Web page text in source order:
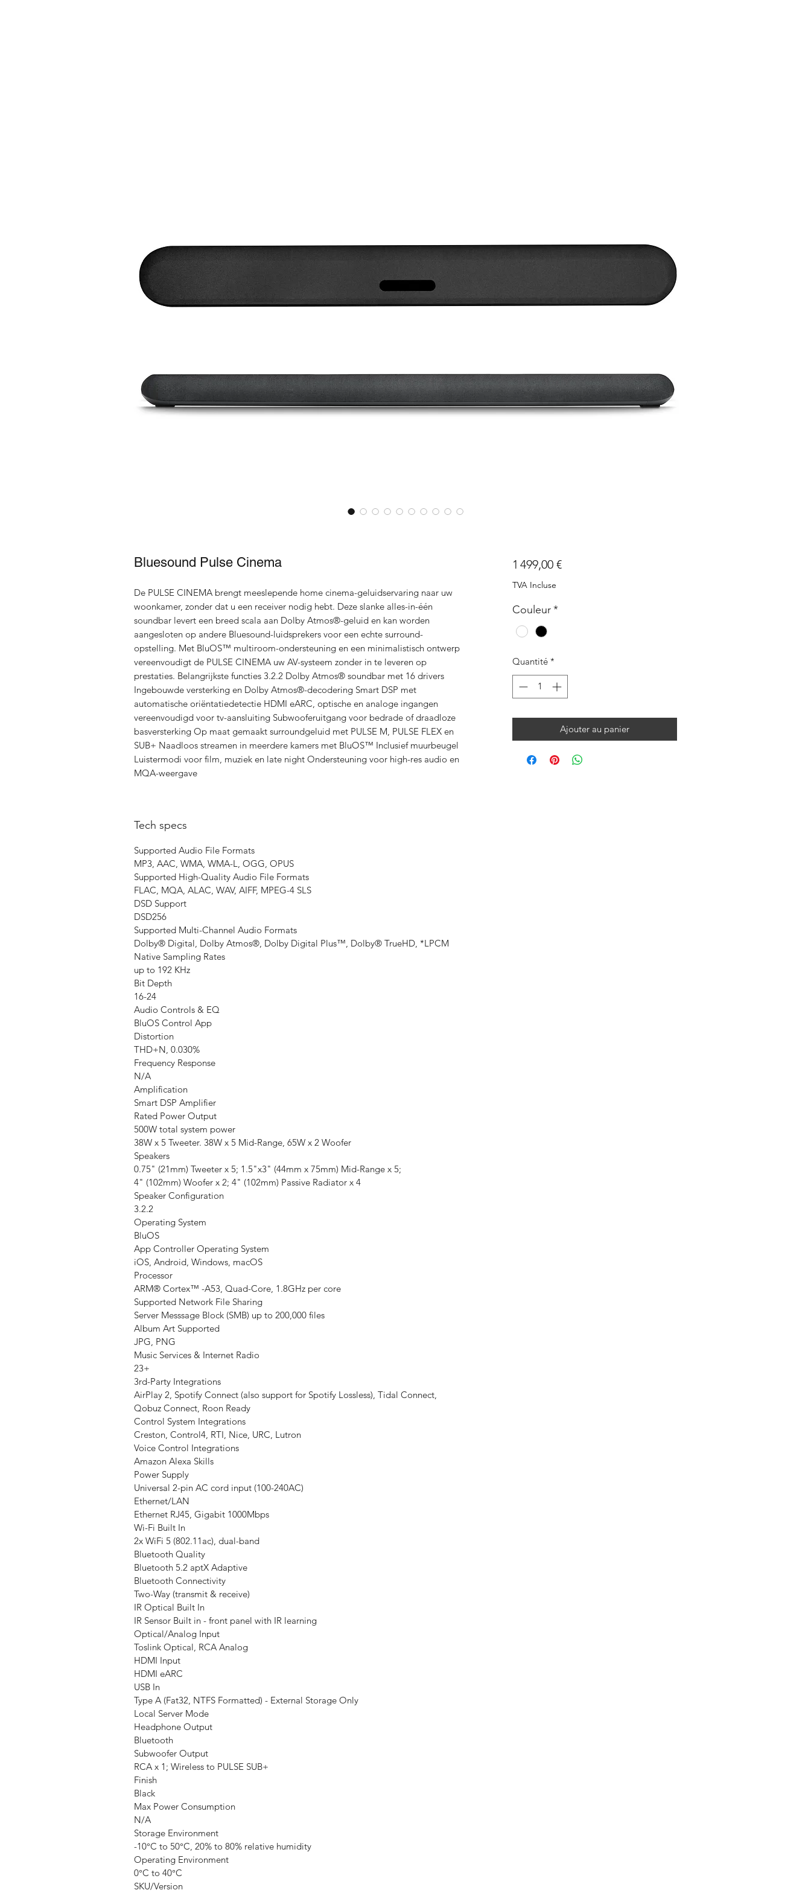
Bluesound Pulse Cinema
De PULSE CINEMA brengt meeslepende home cinema-geluidservaring naar uw
woonkamer, zonder dat u een receiver nodig hebt. Deze slanke alles-in-één
soundbar levert een breed scala aan Dolby Atmos®-geluid en kan worden
aangesloten op andere Bluesound-luidsprekers voor een echte surround-
opstelling. Met BluOS™ multiroom-ondersteuning en een minimalistisch ontwerp
vereenvoudigt de PULSE CINEMA uw AV-systeem zonder in te leveren op
prestaties. Belangrijkste functies 3.2.2 Dolby Atmos® soundbar met 16 drivers
Ingebouwde versterking en Dolby Atmos®-decodering Smart DSP met
automatische oriëntatiedetectie HDMI eARC, optische en analoge ingangen
vereenvoudigd voor tv-aansluiting Subwooferuitgang voor bedrade of draadloze
basversterking Op maat gemaakt surroundgeluid met PULSE M, PULSE FLEX en
SUB+ Naadloos streamen in meerdere kamers met BluOS™ Inclusief muurbeugel
Luistermodi voor film, muziek en late night Ondersteuning voor high-res audio en
MQA-weergave
Tech specs
Supported Audio File Formats
MP3, AAC, WMA, WMA-L, OGG, OPUS
Supported High-Quality Audio File Formats
FLAC, MQA, ALAC, WAV, AIFF, MPEG-4 SLS
DSD Support
DSD256
Supported Multi-Channel Audio Formats
Dolby® Digital, Dolby Atmos®, Dolby Digital Plus™, Dolby® TrueHD, *LPCM
Native Sampling Rates
up to 192 KHz
Bit Depth
16-24
Audio Controls & EQ
BluOS Control App
Distortion
THD+N, 0.030%
Frequency Response
N/A
Amplification
Smart DSP Amplifier
Rated Power Output
500W total system power
38W x 5 Tweeter. 38W x 5 Mid-Range, 65W x 2 Woofer
Speakers
0.75" (21mm) Tweeter x 5; 1.5"x3" (44mm x 75mm) Mid-Range x 5;
4" (102mm) Woofer x 2; 4" (102mm) Passive Radiator x 4
Speaker Configuration
3.2.2
Operating System
BluOS
App Controller Operating System
iOS, Android, Windows, macOS
Processor
ARM® Cortex™ -A53, Quad-Core, 1.8GHz per core
Supported Network File Sharing
Server Messsage Block (SMB) up to 200,000 files
Album Art Supported
JPG, PNG
Music Services & Internet Radio
23+
3rd-Party Integrations
AirPlay 2, Spotify Connect (also support for Spotify Lossless), Tidal Connect,
Qobuz Connect, Roon Ready
Control System Integrations
Creston, Control4, RTI, Nice, URC, Lutron
Voice Control Integrations
Amazon Alexa Skills
Power Supply
Universal 2-pin AC cord input (100-240AC)
Ethernet/LAN
Ethernet RJ45, Gigabit 1000Mbps
Wi-Fi Built In
2x WiFi 5 (802.11ac), dual-band
Bluetooth Quality
Bluetooth 5.2 aptX Adaptive
Bluetooth Connectivity
Two-Way (transmit & receive)
IR Optical Built In
IR Sensor Built in - front panel with IR learning
Optical/Analog Input
Toslink Optical, RCA Analog
HDMI Input
HDMI eARC
USB In
Type A (Fat32, NTFS Formatted) - External Storage Only
Local Server Mode
Headphone Output
Bluetooth
Subwoofer Output
RCA x 1; Wireless to PULSE SUB+
Finish
Black
Max Power Consumption
N/A
Storage Environment
-10°C to 50°C, 20% to 80% relative humidity
Operating Environment
0°C to 40°C
SKU/Version
1 499,00 €Prix
TVA Incluse
Couleur*
Quantité *
Ajouter au panier